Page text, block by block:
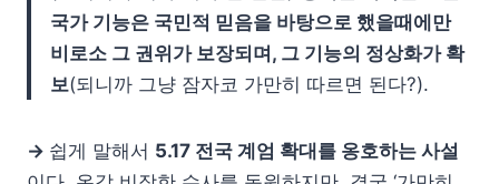
국가 기능은 국민적 믿음을 바탕으로 했을때에만
비로소 그 권위가 보장되며, 그 기능의 정상화가 확
보(되니까 그냥 잠자코 가만히 따르면 된다?).
→ 쉽게 말해서 5.17 전국 계엄 확대를 옹호하는 사설